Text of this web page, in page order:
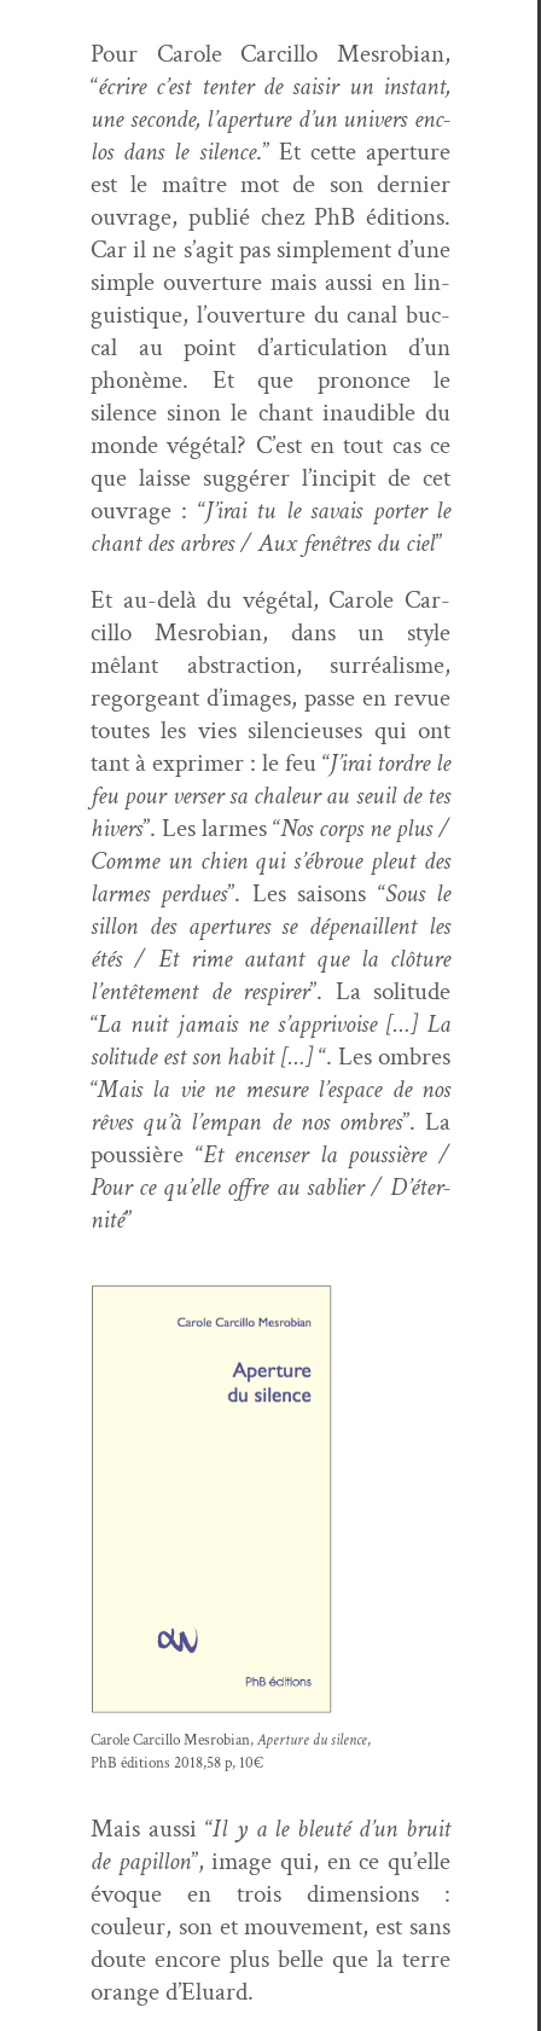
Pour Car­ole Car­cil­lo Mes­ro­bian,
“écrire c’est ten­ter de saisir un instant,
une sec­onde, l’aper­ture d’un univers enc­
los dans le silence.” Et cette aper­ture
est le maître mot de son dernier
ouvrage, pub­lié chez PhB édi­tions.
Car il ne s’ag­it pas sim­ple­ment d’une
sim­ple ouver­ture mais aus­si en lin­
guis­tique, l’ouverture du canal buc­
cal au point d’articulation d’un
phonème. Et que prononce le
silence sinon le chant inaudi­ble du
monde végé­tal? C’est en tout cas ce
que laisse sug­gér­er l’in­cip­it de cet
ouvrage : “J’i­rai tu le savais porter le
chant des arbres / Aux fenêtres du ciel”
Et au-delà du végé­tal, Car­ole Car­
cil­lo Mes­ro­bian, dans un style
mêlant abstrac­tion, sur­réal­isme,
regorgeant d’im­ages, passe en revue
toutes les vies silen­cieuses qui ont
tant à exprimer : le feu “J’i­rai tor­dre le
feu pour vers­er sa chaleur au seuil de tes
hivers”. Les larmes “Nos corps ne plus /
Comme un chien qui s’ébroue pleut des
larmes per­dues”. Les saisons “Sous le
sil­lon des aper­tures se dépe­nail­lent les
étés / Et rime autant que la clô­ture
l’en­tête­ment de respir­er”. La soli­tude
“La nuit jamais ne s’ap­privoise […] La
soli­tude est son habit […]“. Les ombres
“Mais la vie ne mesure l’e­space de nos
rêves qu’à l’empan de nos ombres”. La
pous­sière “Et encenser la pous­sière /
Pour ce qu’elle offre au sabli­er / D’é­ter­
nité”
Car­ole Car­cil­lo Mes­ro­bian,Aper­ture du silence,
PhB édi­tions 2018,58 p, 10€
Mais aus­si “Il y a le bleuté d’un bruit
de papil­lon”, image qui, en ce qu’elle
évoque en trois dimen­sions :
couleur, son et mou­ve­ment, est sans
doute encore plus belle que la terre
orange d’Eluard.